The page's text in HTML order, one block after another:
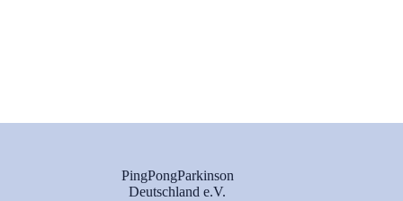
PingPongParkinson
Deutschland e.V.